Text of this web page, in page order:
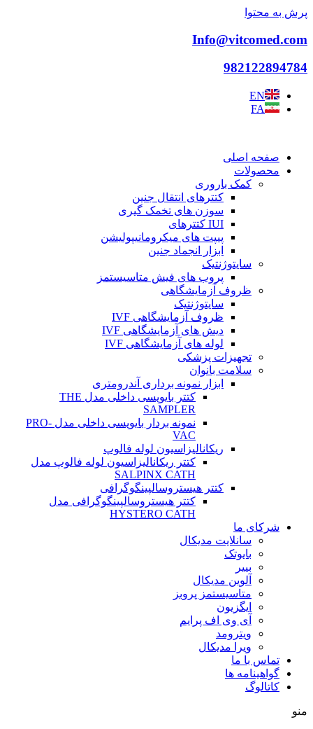
پرش به محتوا
Info@vitcomed.com
982122894784
EN
FA
صفحه اصلی
محصولات
کمک باروری
کتترهای انتقال جنین
سوزن های تخمک گیری
IUI کتترهای
پیپت های میکرومانیپولیشن
ابزار انجماد جنین
سایتوژنتیک
پروب های فیش متاسیستمز
ظروف آزمایشگاهی
سایتوژنتیک
ظروف آزمایشگاهی IVF
دیش های آزمایشگاهی IVF
لوله های آزمایشگاهی IVF
تجهیزات پزشکی
سلامت بانوان
ابزار نمونه برداری آندرومتری
کتتر بایوپسی داخلی مدل THE
SAMPLER
نمونه بردار بایوپسی داخلی مدل PRO-
VAC
ریکانالیزاسیون لوله فالوپ
کتتر ریکانالیزاسیون لوله فالوپ مدل
SALPINX CATH
کتتر هیستروسالپینگوگرافی
کتتر هیستروسالپینگوگرافی مدل
HYSTERO CATH
شرکای ما
سانلایت مدیکال
بایوتک
بییر
آلوین مدیکال
متاسیستمز پروبز
ایگزیون
آی وی اف پرایم
ویترومد
ویرا مدیکال
تماس با ما
گواهینامه ها
کاتالوگ
منو